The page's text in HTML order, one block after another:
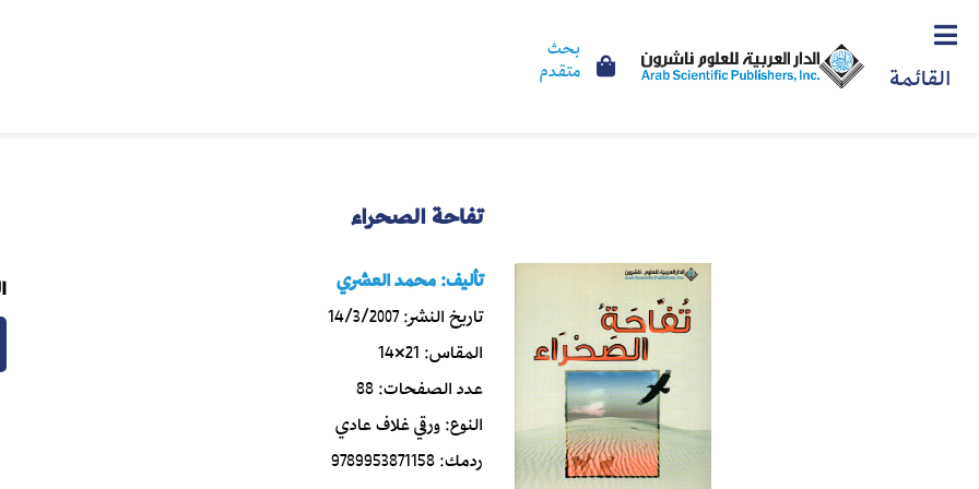
القائمة
بحث
متقدم
تفاحة الصحراء
تأليف:محمد العشري
تاريخ النشر:14/3/2007
المقاس:21×14
عدد الصفحات:88
النوع:ورقي غلاف عادي
ردمك:9789953871158